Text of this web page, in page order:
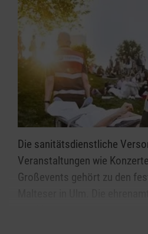
Die sanitätsdienstliche
Veranstaltungen wie
Großevents gehört zu den
des Malteser